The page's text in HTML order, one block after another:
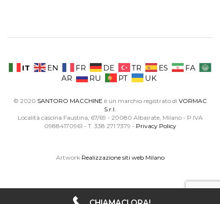
IT EN FR DE TR ES
FA
AR
RU PT UK
© 2020 SANTORO MACCHINE è un marchio registrato di VORMAC
S.r.l.
Località cascina Faustina, 67/69 - 20080 Albairate, Milano - P.IVA
09884170961 - T. 338 271 7379 - Privacy Policy
Artwork Realizzazione siti web Milano